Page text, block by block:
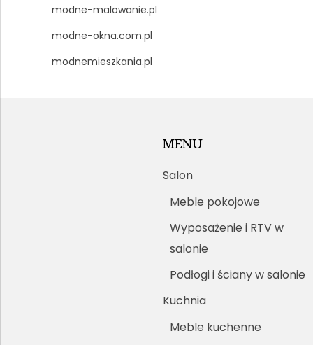
modne-malowanie.pl
modne-okna.com.pl
modnemieszkania.pl
MENU
Salon
Meble pokojowe
Wyposażenie i RTV w
salonie
Podłogi i ściany w salonie
Kuchnia
Meble kuchenne